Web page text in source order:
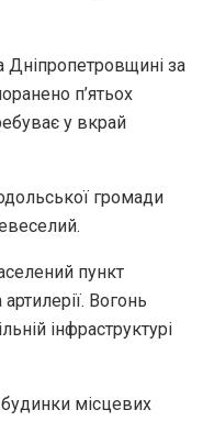
Дніпропетровщині за
п’ятьох
у вкрай
громади
пункт
Вогонь
інфраструктурі
місцевих